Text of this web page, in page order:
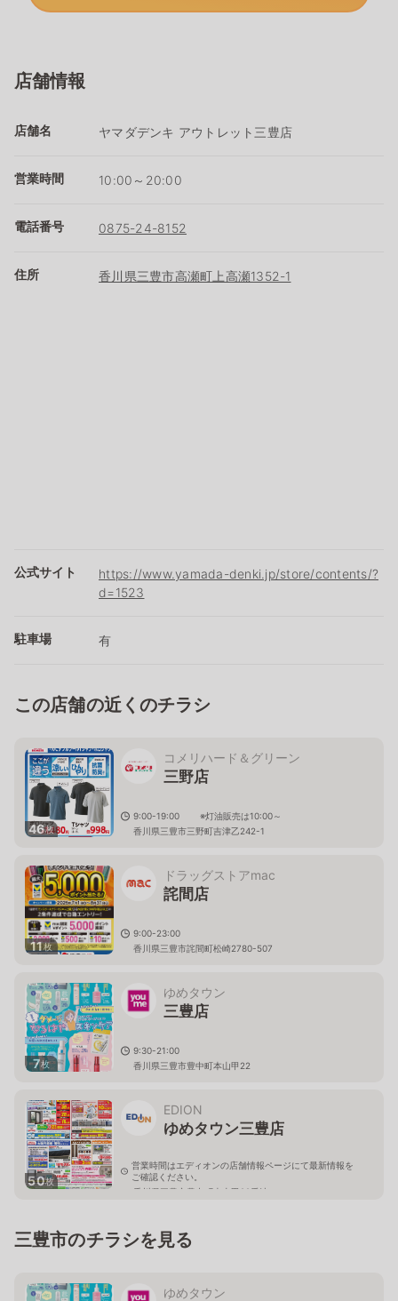
店舗情報
店舗名 ヤマダデンキ アウトレット三豊店
営業時間 10:00～20:00
電話番号 0875-24-8152
住所 香川県三豊市高瀬町上高瀬1352-1
公式サイト
https://www.yamada-denki.jp/store/contents/?
d=1523
駐車場 有
この店舗の近くのチラシ
46枚
コメリハード＆グリーン
三野店
9:00-19:00 ※灯油販売は10:00～
香川県三豊市三野町吉津乙242-1
11枚
ドラッグストアmac
詫間店
9:00-23:00
香川県三豊市詫間町松崎2780-507
7枚
ゆめタウン
三豊店
9:30-21:00
香川県三豊市豊中町本山甲22
50枚
EDION
ゆめタウン三豊店
営業時間はエディオンの店舗情報ページにて最新情報を
ご確認ください。
香川県三豊市豊中町本山甲22番地
三豊市のチラシを見る
ゆめタウン